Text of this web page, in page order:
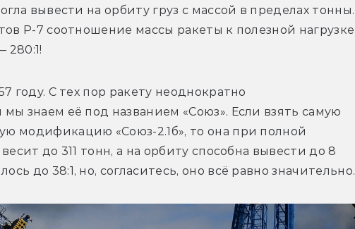
вывести на орбиту груз с массой в пределах тонны.
Р-7 соотношение массы ракеты к полезной нагрузке
280:1!
году. С тех пор ракету неоднократно
знаем её под названием «Союз». Если взять самую
модификацию «Союз-2.1б», то она при полной
до 311 тонн, а на орбиту способна вывести до 8
до 38:1, но, согласитесь, оно всё равно значительно.